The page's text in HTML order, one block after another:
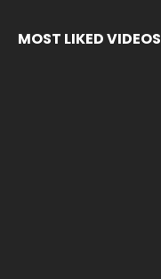
MOST LIKED VIDEOS